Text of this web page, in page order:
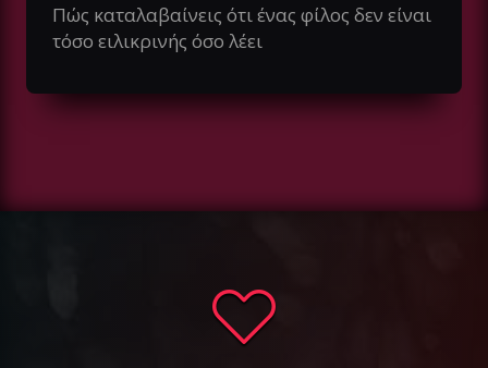
Πώς καταλαβαίνεις ότι ένας φίλος δεν είναι
τόσο ειλικρινής όσο λέει